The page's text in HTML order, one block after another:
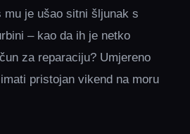
mu je ušao sitni šljunak s
– kao da ih je netko
za reparaciju? Umjereno
pristojan vikend na moru